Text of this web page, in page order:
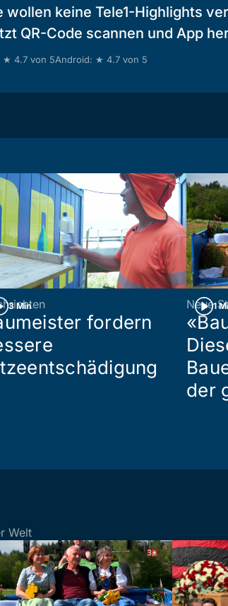
wollen keine Tele1-Highlights
QR-Code scannen und App
★ 4.7 von 5Android: ★ 4.7 von 5
3 Min
fordern
1
Neue
der
Welt